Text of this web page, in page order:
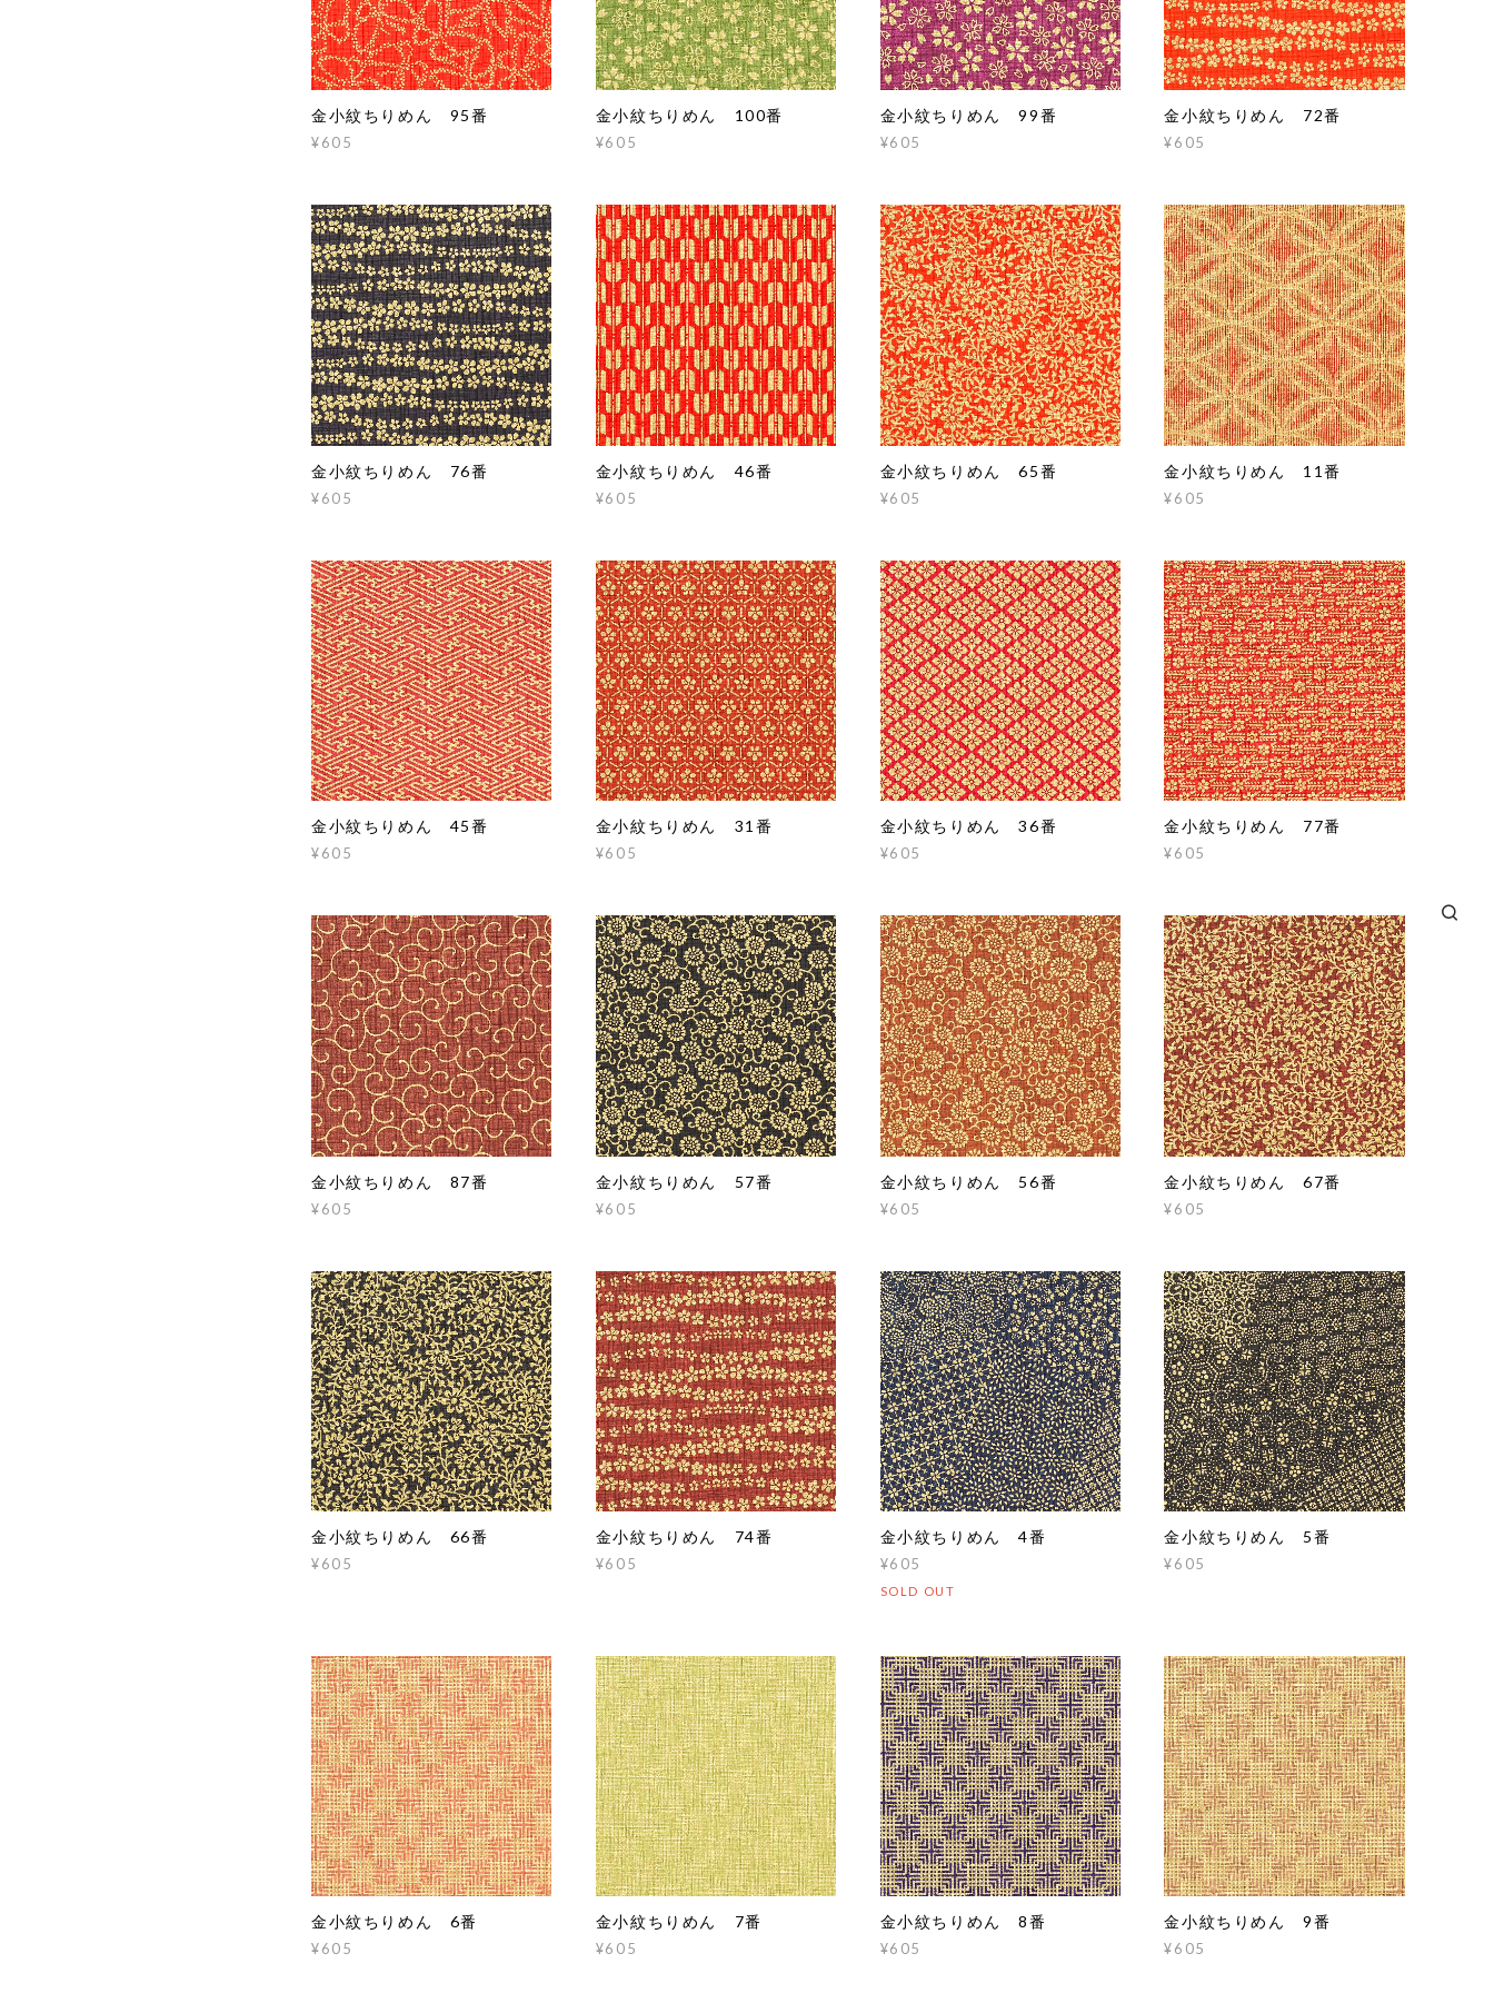
金小紋ちりめん 95番
¥605
金小紋ちりめん 100番
¥605
金小紋ちりめん 99番
¥605
金小紋ちりめん 72番
¥605
金小紋ちりめん 76番
¥605
金小紋ちりめん 46番
¥605
金小紋ちりめん 65番
¥605
金小紋ちりめん 11番
¥605
金小紋ちりめん 45番
¥605
金小紋ちりめん 31番
¥605
金小紋ちりめん 36番
¥605
金小紋ちりめん 77番
¥605
金小紋ちりめん 87番
¥605
金小紋ちりめん 57番
¥605
金小紋ちりめん 56番
¥605
金小紋ちりめん 67番
¥605
金小紋ちりめん 66番
¥605
金小紋ちりめん 74番
¥605
金小紋ちりめん 4番
¥605
SOLD OUT
金小紋ちりめん 5番
¥605
金小紋ちりめん 6番
¥605
金小紋ちりめん 7番
¥605
金小紋ちりめん 8番
¥605
金小紋ちりめん 9番
¥605